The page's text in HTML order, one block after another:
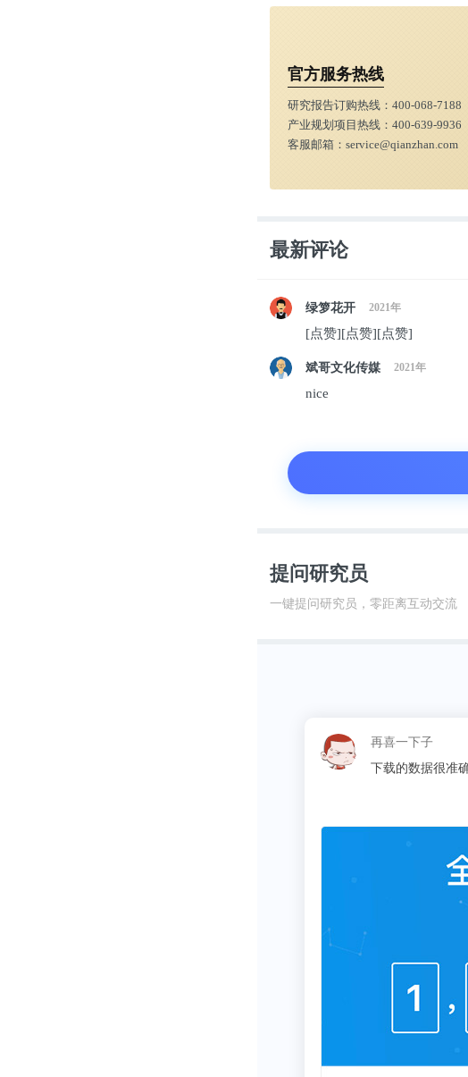
个小档口，不仅有咖
中心，把所有这些东
贝贝想在此基础上做
这个模式的另一个基
贝贝再次从零开始，
穿街小巷，寻找之前
富的味蕾体验。
式茶餐厅模正式落地
可行性。
官方服务热线
研究报告订购热线：400-068-7188
产业规划项目热线：400-639-9936
客服邮箱：service@qianzhan.com
最新评论
绿箩花开 2021年
[点赞][点赞][点赞]
斌哥文化传媒 2021年
nice
提问研究员
一键提问研究员，零距离互动交流
这昵称我pick了
同学推荐的o，不